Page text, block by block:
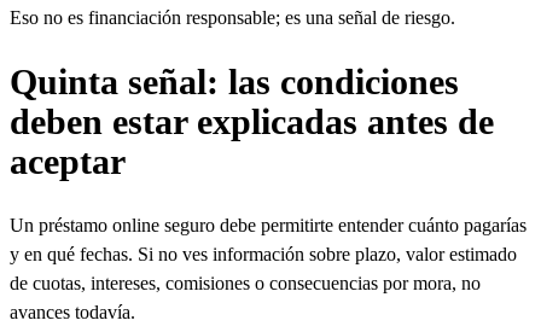
Eso no es financiación responsable; es una señal de riesgo.
Quinta señal: las condiciones
deben estar explicadas antes de
aceptar
Un préstamo online seguro debe permitirte entender cuánto pagarías
y en qué fechas. Si no ves información sobre plazo, valor estimado
de cuotas, intereses, comisiones o consecuencias por mora, no
avances todavía.